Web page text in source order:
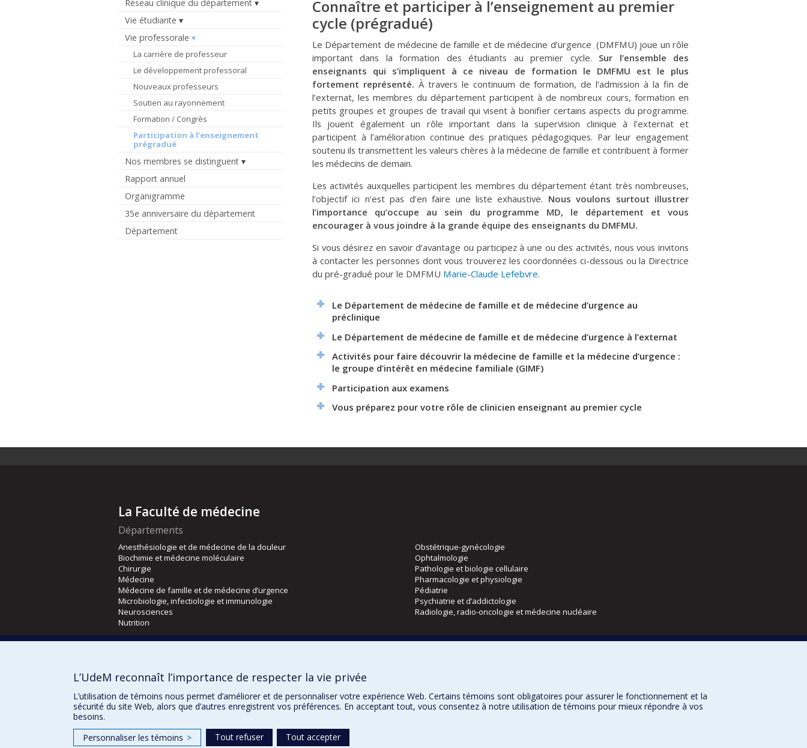
Réseau clinique du département
Vie étudiante
Vie professorale
La carrière de professeur
Le développement professoral
Nouveaux professeurs
Soutien au rayonnement
Formation / Congrès
Participation à l’enseignement
prégradué
Nos membres se distinguent
Rapport annuel
Organigramme
35e anniversaire du département
Département
Connaître et participer à l’enseignement au premier
cycle (prégradué)
Le Département de médecine de famille et de médecine d’urgence (DMFMU) joue un rôle
important dans la formation des étudiants au premier cycle. Sur l’ensemble des
enseignants qui s’impliquent à ce niveau de formation le DMFMU est le plus
fortement représenté. À travers le continuum de formation, de l’admission à la fin de
l’externat, les membres du département participent à de nombreux cours, formation en
petits groupes et groupes de travail qui visent à bonifier certains aspects du programme.
Ils jouent également un rôle important dans la supervision clinique à l’externat et
participent à l’amélioration continue des pratiques pédagogiques. Par leur engagement
soutenu ils transmettent les valeurs chères à la médecine de famille et contribuent à former
les médecins de demain.
Les activités auxquelles participent les membres du département étant très nombreuses,
l’objectif ici n’est pas d’en faire une liste exhaustive. Nous voulons surtout illustrer
l’importance qu’occupe au sein du programme MD, le département et vous
encourager à vous joindre à la grande équipe des enseignants du DMFMU.
Si vous désirez en savoir d’avantage ou participez à une ou des activités, nous vous invitons
à contacter les personnes dont vous trouverez les coordonnées ci-dessous ou la Directrice
du pré-gradué pour le DMFMU Marie-Claude Lefebvre.
Le Département de médecine de famille et de médecine d’urgence au
préclinique
Le Département de médecine de famille et de médecine d’urgence à l’externat
Activités pour faire découvrir la médecine de famille et la médecine d’urgence :
le groupe d’intérêt en médecine familiale (GIMF)
Participation aux examens
Vous préparez pour votre rôle de clinicien enseignant au premier cycle
La Faculté de médecine
Départements
Anesthésiologie et de médecine de la douleur
Biochimie et médecine moléculaire
Chirurgie
Médecine
Médecine de famille et de médecine d’urgence
Microbiologie, infectiologie et immunologie
Neurosciences
Nutrition
Obstétrique-gynécologie
Ophtalmologie
Pathologie et biologie cellulaire
Pharmacologie et physiologie
Pédiatrie
Psychiatrie et d’addictologie
Radiologie, radio-oncologie et médecine nucléaire
Orthophonie et audiologie
L’UdeM reconnaît l’importance de respecter la vie privée
L’utilisation de témoins nous permet d’améliorer et de personnaliser votre expérience Web. Certains témoins sont obligatoires pour assurer le fonctionnement et la
sécurité du site Web, alors que d’autres enregistrent vos préférences. En acceptant tout, vous consentez à notre utilisation de témoins pour mieux répondre à vos
besoins.
Personnaliser les témoins > Tout refuser Tout accepter